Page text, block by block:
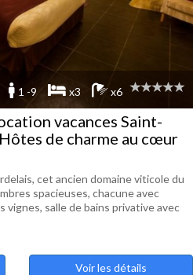
1 -9 x3 x6
vacances Saint-
de charme au cœur
cet ancien domaine viticole du
spacieuses, chacune avec
vignes, salle de bains privative avec
Voir les détails